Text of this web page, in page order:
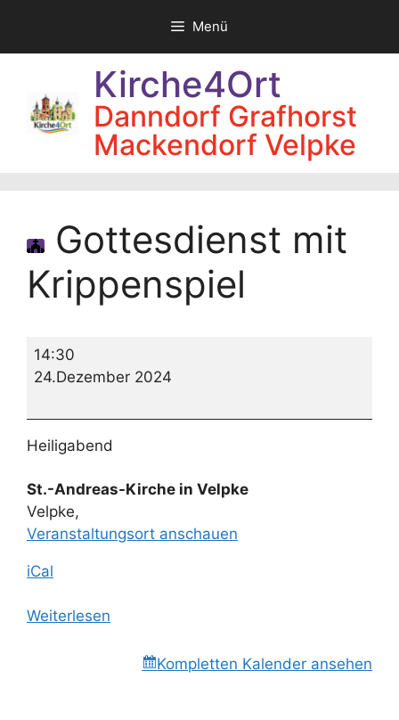
springen
Menü
Kirche4Ort
Danndorf Grafhorst
Mackendorf Velpke
Gottesdienst mit
Krippenspiel
Gottesdienst
mit
14:30
24.Dezember 2024
Heiligabend
St.-Andreas-Kirche in Velpke
Velpke,
Veranstaltungsort anschauen
iCal
Weiterlesen
Kompletten Kalender ansehen